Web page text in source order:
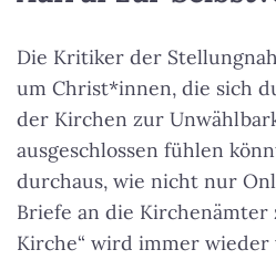
Die Kritiker der
um Christ*innen, die sich
der Kirchen zur
ausgeschlossen fühlen
durchaus, wie nicht nur
Briefe an die Kirchenämter
Kirche“ wird immer wieder